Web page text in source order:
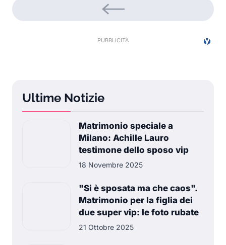
Ultime Notizie
Matrimonio speciale a
Milano: Achille Lauro
testimone dello sposo vip
18 Novembre 2025
"Si è sposata ma che caos".
Matrimonio per la figlia dei
due super vip: le foto rubate
21 Ottobre 2025